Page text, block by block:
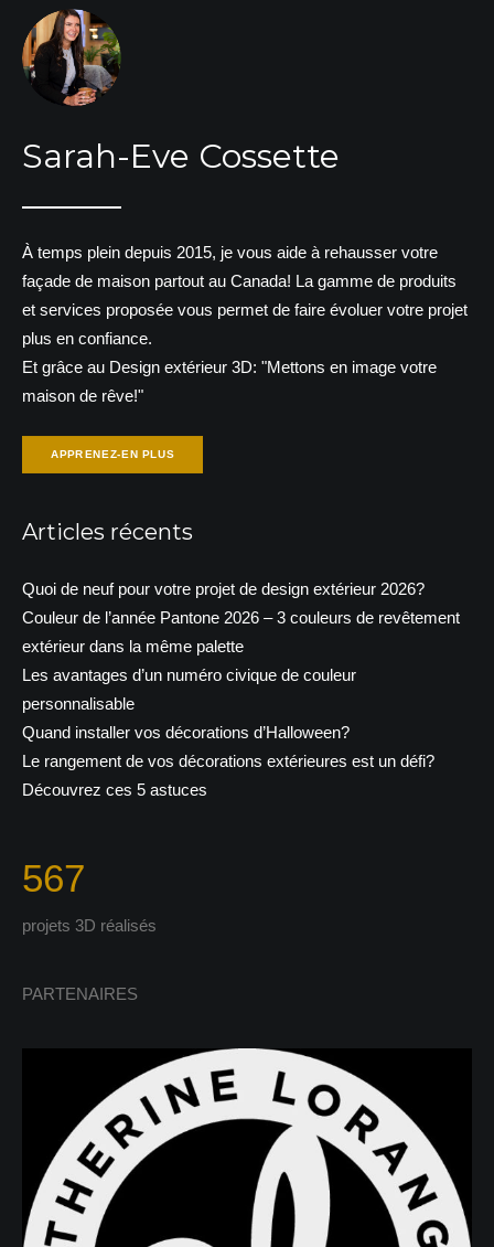
Sarah-Eve Cossette
À temps plein depuis 2015, je vous aide à rehausser votre
façade de maison partout au Canada! La gamme de produits
et services proposée vous permet de faire évoluer votre projet
plus en confiance.
Et grâce au Design extérieur 3D: "Mettons en image votre
maison de rêve!"
APPRENEZ-EN PLUS
Articles récents
Quoi de neuf pour votre projet de design extérieur 2026?
Couleur de l’année Pantone 2026 – 3 couleurs de revêtement
extérieur dans la même palette
Les avantages d’un numéro civique de couleur
personnalisable
Quand installer vos décorations d’Halloween?
Le rangement de vos décorations extérieures est un défi?
Découvrez ces 5 astuces
567
projets 3D réalisés
PARTENAIRES